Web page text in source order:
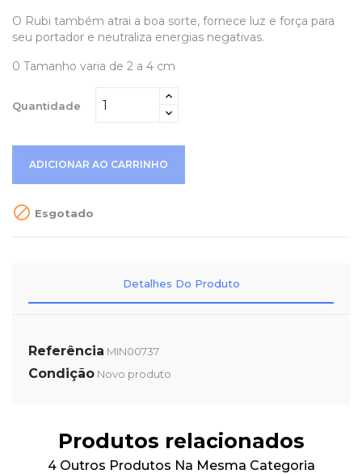
O Rubi também atrai a boa sorte, fornece luz e força para
seu portador e neutraliza energias negativas.
0 Tamanho varia de 2 a 4 cm
Quantidade
ADICIONAR AO CARRINHO
 Esgotado
Detalhes Do Produto
Referência MIN00737
Condição Novo produto
Produtos relacionados
4 Outros Produtos Na Mesma Categoria